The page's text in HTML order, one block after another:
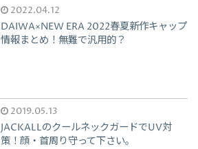
2022.04.12
DAIWA×NEW ERA 2022春夏新作キャップ
情報まとめ！無難で汎用的？
2019.05.13
JACKALLのクールネックガードでUV対
策！顔・首周り守って下さい。